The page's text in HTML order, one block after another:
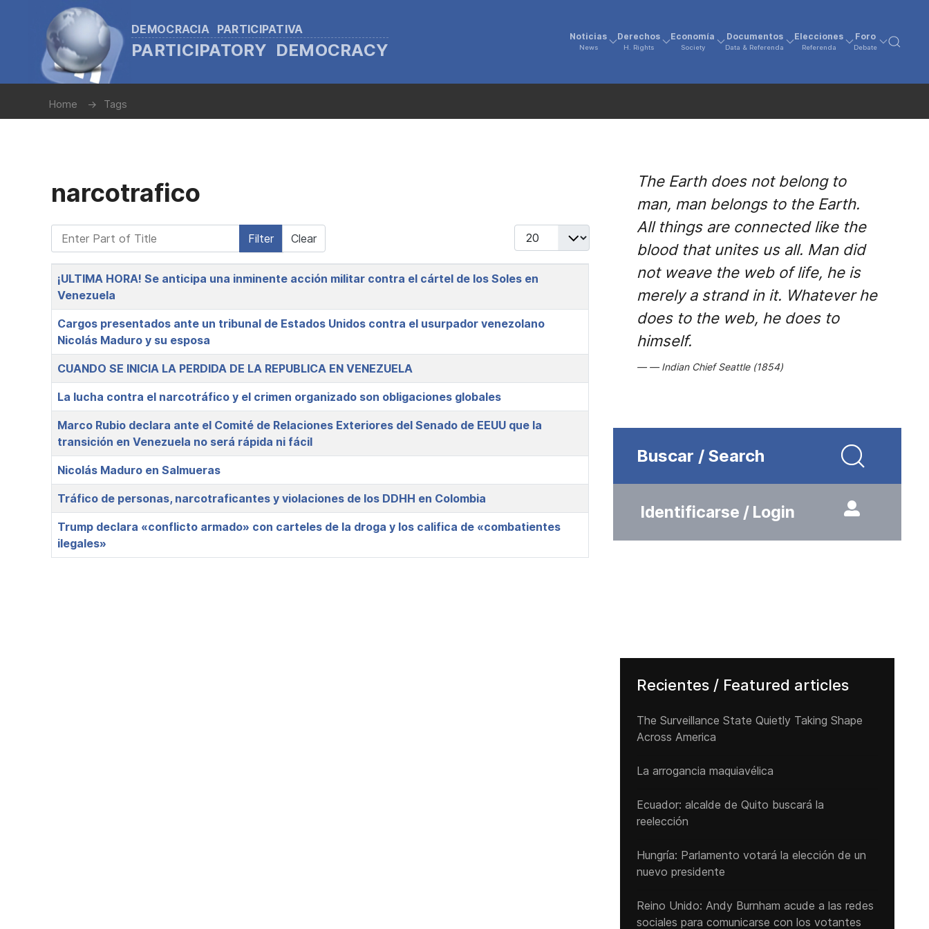
DEMOCRACIA PARTICIPATIVA
PARTICIPATORY DEMOCRACY
Noticias
News
Derechos
H. Rights
Economía
Society
Documentos
Data & Referenda
Elecciones
Referenda
Foro
Debate
Home Tags
narcotrafico
Enter Part of Title Filter Clear Display #
Title
¡ULTIMA HORA! Se anticipa una inminente acción militar contra el cártel de los Soles en
Venezuela
Cargos presentados ante un tribunal de Estados Unidos contra el usurpador venezolano
Nicolás Maduro y su esposa
CUANDO SE INICIA LA PERDIDA DE LA REPUBLICA EN VENEZUELA
La lucha contra el narcotráfico y el crimen organizado son obligaciones globales
Marco Rubio declara ante el Comité de Relaciones Exteriores del Senado de EEUU que la
transición en Venezuela no será rápida ni fácil
Nicolás Maduro en Salmueras
Tráfico de personas, narcotraficantes y violaciones de los DDHH en Colombia
Trump declara «conflicto armado» con carteles de la droga y los califica de «combatientes
ilegales»
The Earth does not belong to
man, man belongs to the Earth.
All things are connected like the
blood that unites us all. Man did
not weave the web of life, he is
merely a strand in it. Whatever he
does to the web, he does to
himself.
Indian Chief Seattle (1854)
Buscar / Search
Identificarse / Login
Recientes / Featured articles
The Surveillance State Quietly Taking Shape
Across America
La arrogancia maquiavélica
Ecuador: alcalde de Quito buscará la
reelección
Hungría: Parlamento votará la elección de un
nuevo presidente
Reino Unido: Andy ‌Burnham acude a las redes
sociales para comunicarse con los votantes